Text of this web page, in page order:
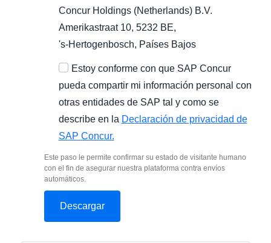
Concur Holdings (Netherlands) B.V.
Amerikastraat 10, 5232 BE,
's-Hertogenbosch, Países Bajos
Estoy conforme con que SAP Concur
pueda compartir mi información personal con
otras entidades de SAP tal y como se
describe en la Declaración de privacidad de
SAP Concur.
Este paso le permite confirmar su estado de visitante humano
con el fin de asegurar nuestra plataforma contra envíos
automáticos.